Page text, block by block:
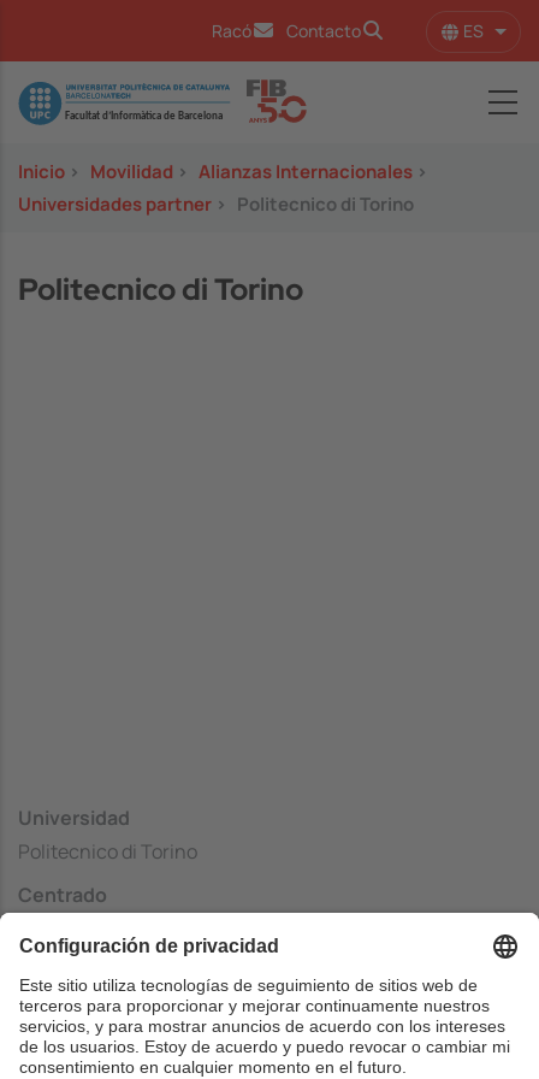
Racó Contacto ES
Image
Inicio > Movilidad > Alianzas Internacionales >
Universidades partner > Politecnico di Torino
Politecnico di Torino
Universidad
Politecnico di Torino
Centrado
Italia
Web